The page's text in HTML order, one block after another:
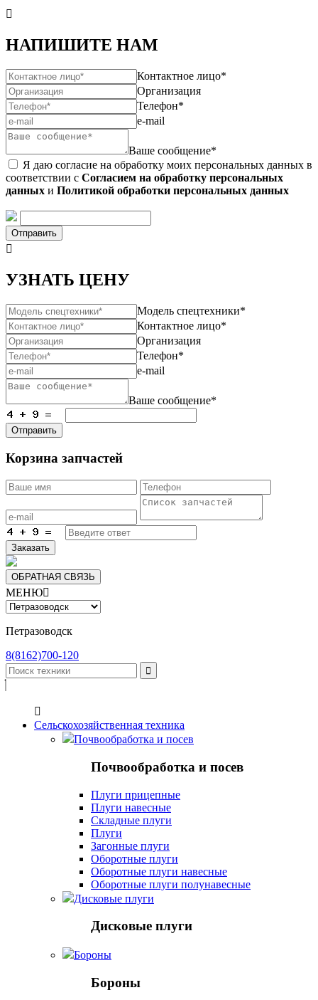

НАПИШИТЕ НАМ
Контактное лицо*
Организация
Телефон*
e-mail
Ваше сообщение*
Я даю согласие на обработку моих персональных данных в
соответствии с Согласием на обработку персональных
данных и Политикой обработки персональных данных
Отправить

УЗНАТЬ ЦЕНУ
Модель спецтехники*
Контактное лицо*
Организация
Телефон*
e-mail
Ваше сообщение*
Отправить
Корзина запчастей
Заказать
ОБРАТНАЯ СВЯЗЬ
МЕНЮ
Петразоводск
8(8162)700-120


Сельскохозяйственная техника
Почвообработка и посев
Почвообработка и посев
Плуги прицепные
Плуги навесные
Складные плуги
Плуги
Загонные плуги
Оборотные плуги
Оборотные плуги навесные
Оборотные плуги полунавесные
Дисковые плуги
Дисковые плуги
Бороны
Бороны